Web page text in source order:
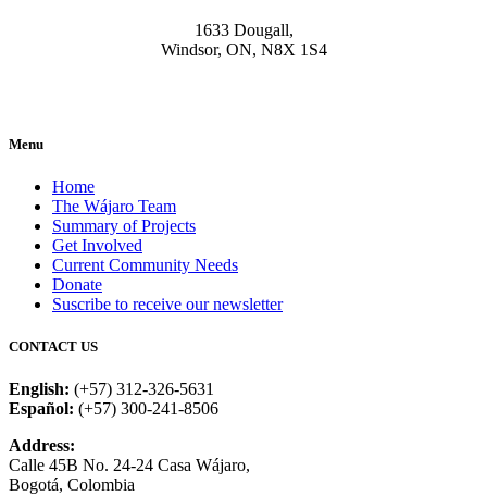
1633 Dougall,
Windsor, ON, N8X 1S4
Menu
Home
The Wájaro Team
Summary of Projects
Get Involved
Current Community Needs
Donate
Suscribe to receive our newsletter
CONTACT US
English: (+57) 312-326-5631
Español: (+57) 300-241-8506
Address:
Calle 45B No. 24-24 Casa Wájaro,
Bogotá, Colombia